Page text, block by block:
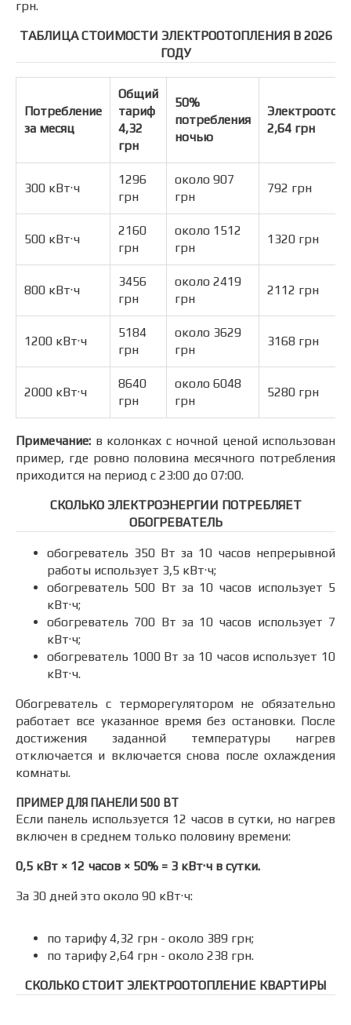
грн.
ТАБЛИЦА СТОИМОСТИ ЭЛЕКТРООТОПЛЕНИЯ В 2026
ГОДУ
Потребление
за месяц
Общий
тариф
4,32
грн
50%
потребления
ночью
2,64 грн
300 кВт·ч
1296
грн
около 907
грн
792 грн
500 кВт·ч
2160
грн
около 1512
грн
1320 грн
800 кВт·ч
3456
грн
около 2419
грн
2112 грн
1200 кВт·ч
5184
грн
около 3629
грн
3168 грн
2000 кВт·ч
8640
грн
около 6048
грн
5280 грн
Примечание: в колонках с ночной ценой использован
пример, где ровно половина месячного потребления
приходится на период с 23:00 до 07:00.
СКОЛЬКО ЭЛЕКТРОЭНЕРГИИ ПОТРЕБЛЯЕТ
ОБОГРЕВАТЕЛЬ
обогреватель 350 Вт за 10 часов непрерывной
работы использует 3,5 кВт·ч;
обогреватель 500 Вт за 10 часов использует 5
кВт·ч;
обогреватель 700 Вт за 10 часов использует 7
кВт·ч;
обогреватель 1000 Вт за 10 часов использует 10
кВт·ч.
Обогреватель с терморегулятором не обязательно
работает все указанное время без остановки. После
достижения заданной температуры нагрев
отключается и включается снова после охлаждения
комнаты.
ПРИМЕР ДЛЯ ПАНЕЛИ 500 ВТ
Если панель используется 12 часов в сутки, но нагрев
включен в среднем только половину времени:
0,5 кВт × 12 часов × 50% = 3 кВт·ч в сутки.
За 30 дней это около 90 кВт·ч:
по тарифу 4,32 грн - около 389 грн;
по тарифу 2,64 грн - около 238 грн.
СКОЛЬКО СТОИТ ЭЛЕКТРООТОПЛЕНИЕ КВАРТИРЫ